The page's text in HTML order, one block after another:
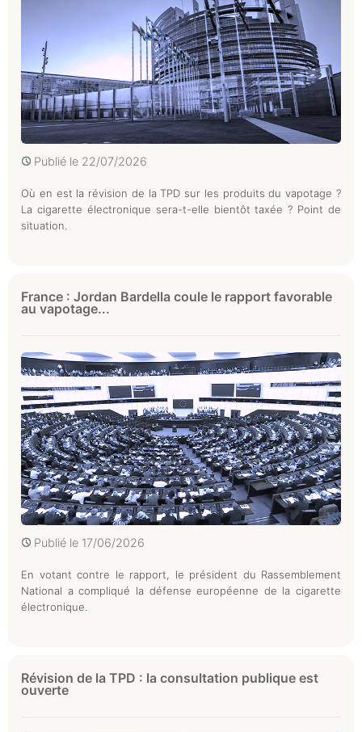
Publié le 22/07/2026
Où en est la révision de la TPD sur les produits du vapotage ?
La cigarette électronique sera-t-elle bientôt taxée ? Point de
situation.
France : Jordan Bardella coule le rapport favorable
au vapotage...
Publié le 17/06/2026
En votant contre le rapport, le président du Rassemblement
National a compliqué la défense européenne de la cigarette
électronique.
Révision de la TPD : la consultation publique est
ouverte